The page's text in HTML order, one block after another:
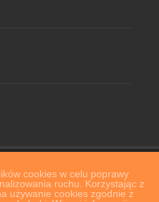
cookies w celu poprawy
ruchu. Korzystając z
używanie cookies zgodnie z